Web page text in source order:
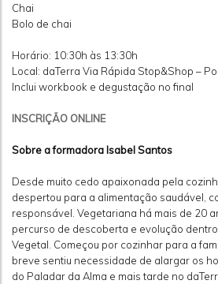
Chai
Bolo de chai
Horário: 10:30h às 13:30h
Local: daTerra Via Rápida Stop&Shop –
Inclui workbook e degustação no final
INSCRIÇÃO ONLINE
Sobre a formadora Isabel Santos
Desde muito cedo apaixonada pela
despertou para a alimentação saudável,
responsável. Vegetariana há mais de 20
percurso de descoberta e evolução
Vegetal. Começou por cozinhar para a
breve sentiu necessidade de alargar os
do Paladar da Alma e mais tarde no